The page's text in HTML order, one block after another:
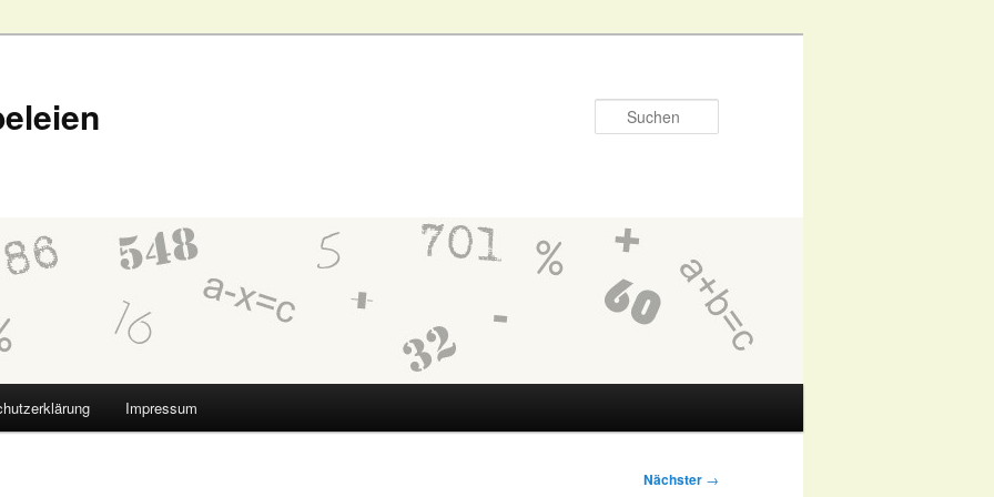
Impressum
Nächster →